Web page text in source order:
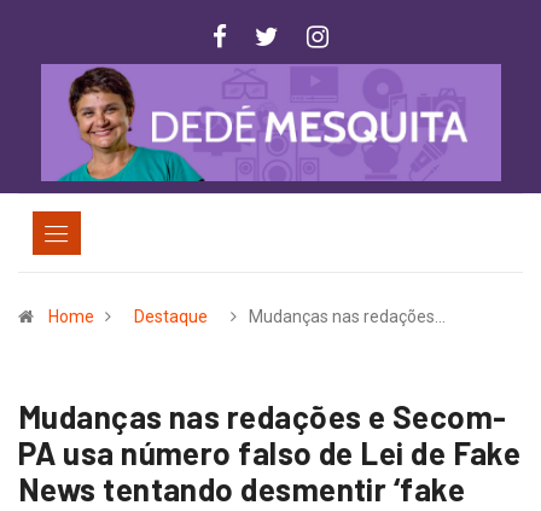
Home Destaque Mudanças nas redações…
Mudanças nas redações e Secom-
PA usa número falso de Lei de Fake
News tentando desmentir ‘fake